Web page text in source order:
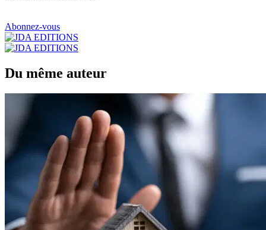
Abonnez-vous
Du même auteur